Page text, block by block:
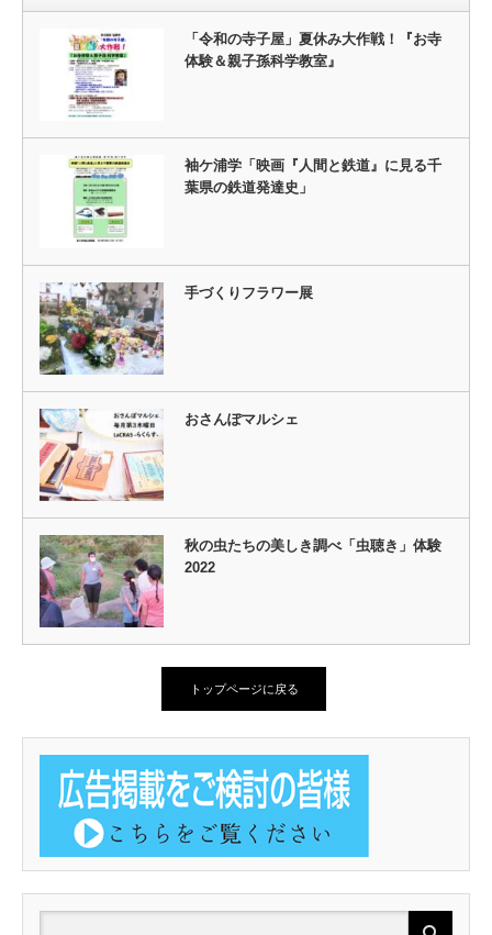
「令和の寺子屋」夏休み大作戦！『お寺
体験＆親子孫科学教室』
袖ケ浦学「映画『人間と鉄道』に見る千
葉県の鉄道発達史」
手づくりフラワー展
おさんぽマルシェ
秋の虫たちの美しき調べ「虫聴き」体験
2022
トップページに戻る